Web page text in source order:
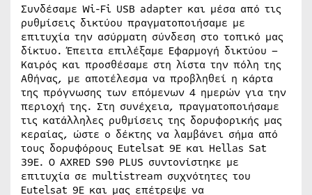
Συνδέσαμε Wi-Fi USB adapter και μέσα από τις
ρυθμίσεις δικτύου πραγματοποιήσαμε με
επιτυχία την ασύρματη σύνδεση στο τοπικό μας
δίκτυο. Έπειτα επιλέξαμε Εφαρμογή δικτύου –
Καιρός και προσθέσαμε στη λίστα την πόλη της
Αθήνας, με αποτέλεσμα να προβληθεί η κάρτα
της πρόγνωσης των επόμενων 4 ημερών για την
περιοχή της. Στη συνέχεια, πραγματοποιήσαμε
τις κατάλληλες ρυθμίσεις της δορυφορικής μας
κεραίας, ώστε ο δέκτης να λαμβάνει σήμα από
τους δορυφόρους Eutelsat 9E και Hellas Sat
39E. Ο AXRED S90 PLUS συντονίστηκε με
επιτυχία σε multistream συχνότητες του
Eutelsat 9E και μας επέτρεψε να